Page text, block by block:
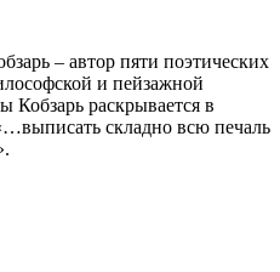
– автор пяти поэтических
и пейзажной
Кобзарь раскрывается в
складно всю печаль